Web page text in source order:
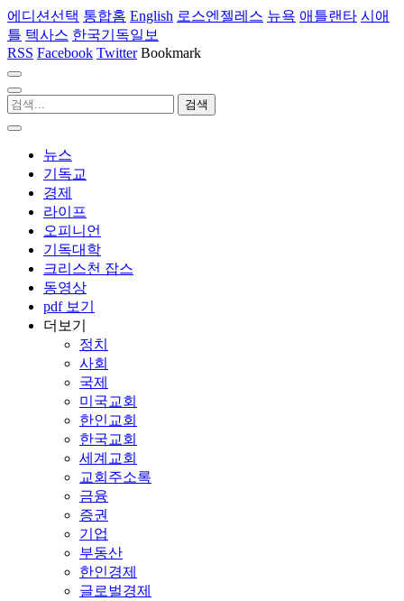
에디션선택 통합홈 English 로스엔젤레스 뉴욕 애틀랜타 시애
틀 텍사스 한국기독일보
RSS Facebook Twitter Bookmark
뉴스
기독교
경제
라이프
오피니언
기독대학
크리스천 잡스
동영상
pdf 보기
더보기
정치
사회
국제
미국교회
한인교회
한국교회
세계교회
교회주소록
금융
증권
기업
부동산
한인경제
글로벌경제